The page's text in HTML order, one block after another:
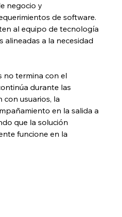
negocio y
de software.
al equipo de tecnología
alineadas a la necesidad
no termina con el
durante las
con usuarios, la
en la salida a
que la solución
funcione en la